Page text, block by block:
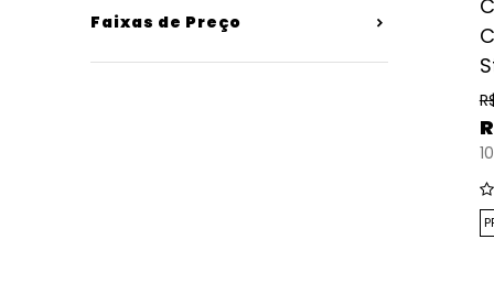
Faixas de Preço
10